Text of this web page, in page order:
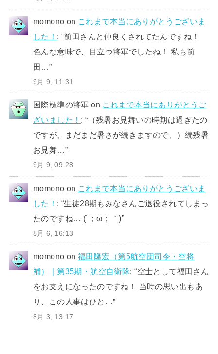
momono on これまで本当にありがとうございま
した！ : “前田さんと仲良くされてたんですね！
色んな意味で、目立つ将軍でしたね！ 私も前
田…”
9月 9, 11:31
国際標準の将軍 on これまで本当にありがとうご
ざいました！ : “ （残暑お見舞いの時期は過ぎたの
ですが、まだまだ暑さが続きますので、）続残暑
お見舞…”
9月 9, 09:28
momono on これまで本当にありがとうございま
した！ : “生徒28期もみなさんご退役されてしまっ
たのですね… (´；ω；｀)”
8月 6, 16:13
momono on福田隆宏（第5航空団司令・空将
補）｜第35期・航空自衛隊: “空士として福田さん
をお支えになったのですね！ 当時の思い出もあ
り、この人事はひと…”
8月 3, 13:17